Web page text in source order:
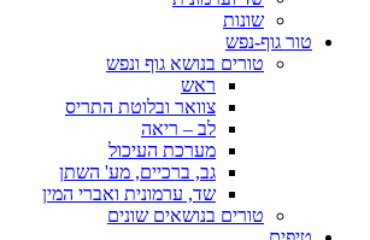
שונות
טור גוף-נפש
טורים בנושא גוף ונפש
ראש
צוואר ובלוטת התריס
לב – ריאה
מערכת העיכול
גב, ברכיים, מע' השתן
שד, ערמונית ואברי המין
טורים בנושאים שונים